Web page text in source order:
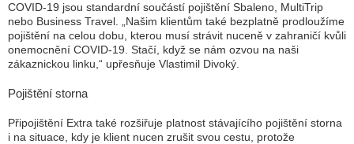
COVID-19 jsou standardní součástí pojištění Sbaleno, MultiTrip
nebo Business Travel.
„Našim klientům také bezplatně prodloužíme
pojištění na celou dobu, kterou musí strávit nuceně v zahraničí kvůli
onemocnění COVID-19. Stačí, když se nám ozvou na naši
zákaznickou linku,“ upřesňuje Vlastimil Divoký.
Pojištění storna
Připojištění Extra také rozšiřuje platnost stávajícího pojištění storna
i na situace, kdy je klient nucen zrušit svou cestu, protože